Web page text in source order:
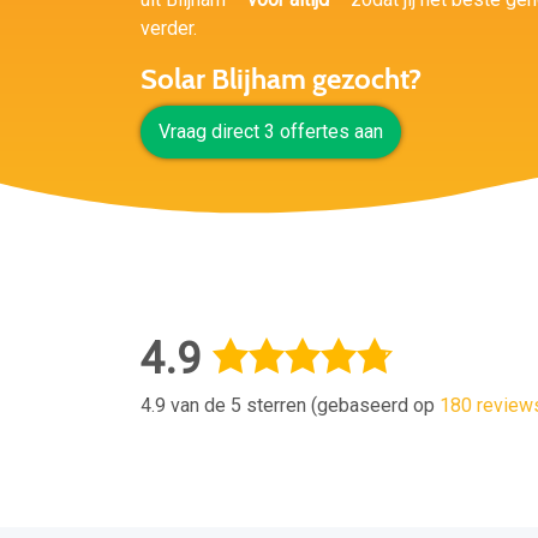
verder.
Solar Blijham gezocht?
Vraag direct 3 offertes aan
4.9
4.9 van de 5 sterren (gebaseerd op 180